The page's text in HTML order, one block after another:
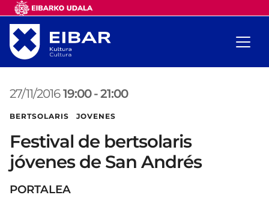
27/11/2016 19:00 -21:00
BERTSOLARIS JOVENES
Festival de bertsolaris
jóvenes de San Andrés
PORTALEA